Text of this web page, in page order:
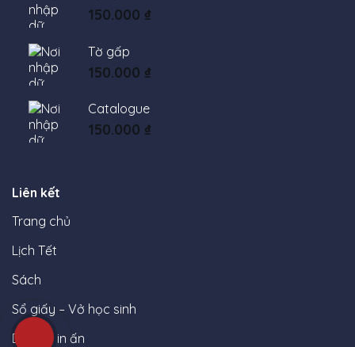
150.000 ₫
Tờ gấp
150.000 ₫
Catalogue
150.000 ₫
Liên kết
Trang chủ
Lịch Tết
Sách
Sổ giấy – Vở học sinh
Dịch vụ in ấn